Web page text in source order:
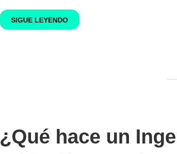
SIGUE LEYENDO
¿Qué hace un